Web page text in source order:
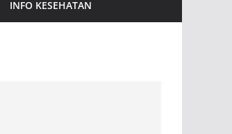
INFO KESEHATAN